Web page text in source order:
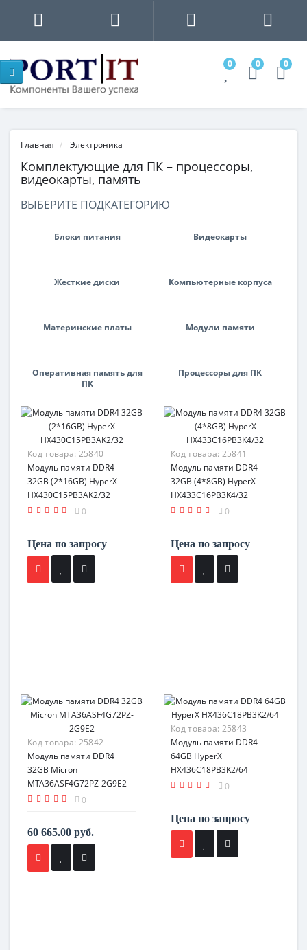
0 0 0
Главная Электроника
Комплектующие для ПК – процессоры,
видеокарты, память
ВЫБЕРИТЕ ПОДКАТЕГОРИЮ
Блоки питания Видеокарты
Жесткие диски Компьютерные корпуса
Материнские платы Модули памяти
Оперативная память для
ПК
Процессоры для ПК
Код товара: 25840
Модуль памяти DDR4
32GB (2*16GB) HyperX
HX430C15PB3AK2/32
0
Цена по запросу
Код товара: 25841
Модуль памяти DDR4
32GB (4*8GB) HyperX
HX433C16PB3K4/32
0
Цена по запросу
Код товара: 25842
Модуль памяти DDR4
32GB Micron
MTA36ASF4G72PZ-2G9E2
0
60 665.00 руб.
Код товара: 25843
Модуль памяти DDR4
64GB HyperX
HX436C18PB3K2/64
0
Цена по запросу